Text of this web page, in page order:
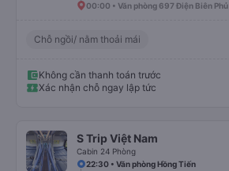
00:00 • Văn phòng 697 Điện Biên Phủ
Chỗ ngồi/ nằm thoải mái
Không cần thanh toán trước
Xác nhận chỗ ngay lập tức
S Trip Việt Nam
Cabin 24 Phòng
22:30 • Văn phòng Hồng Tiến